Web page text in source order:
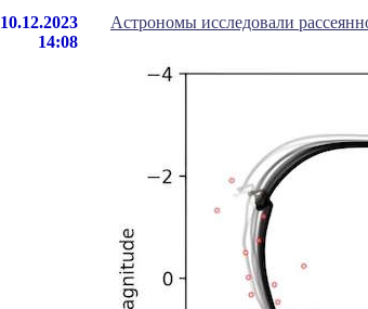
10.12.2023
14:08
Астрономы исследовали